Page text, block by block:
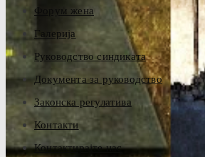
Форум жена
Галерија
Руководство синдиката
Документа за руководство
Законска регулатива
Контакти
Контактирајте нас